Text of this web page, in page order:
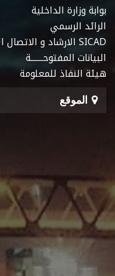
بوابة وزارة الداخلية
الرائد الرسمي
SICAD الارشاد و الاتصال الاداري
البيانات المفتوحـــــــة
هيئة النفاذ للمعلومة
الموقع